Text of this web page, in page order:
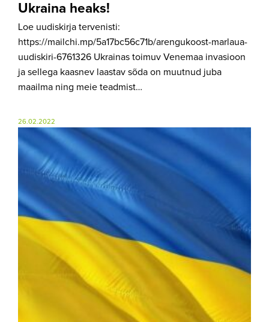
Ukraina heaks!
Loe uudiskirja tervenisti:
https://mailchi.mp/5a17bc56c71b/arengukoost-marlaua-
uudiskiri-6761326 Ukrainas toimuv Venemaa invasioon
ja sellega kaasnev laastav sõda on muutnud juba
maailma ning meie teadmist…
26.02.2022